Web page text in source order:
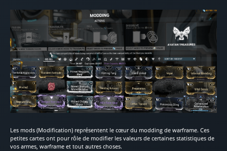
Les mods (Modification) représentent le cœur du modding de warframe. Ces
petites cartes ont pour rôle de modifier les valeurs de certaines statistiques de
vos armes, warframe et tout autres choses.